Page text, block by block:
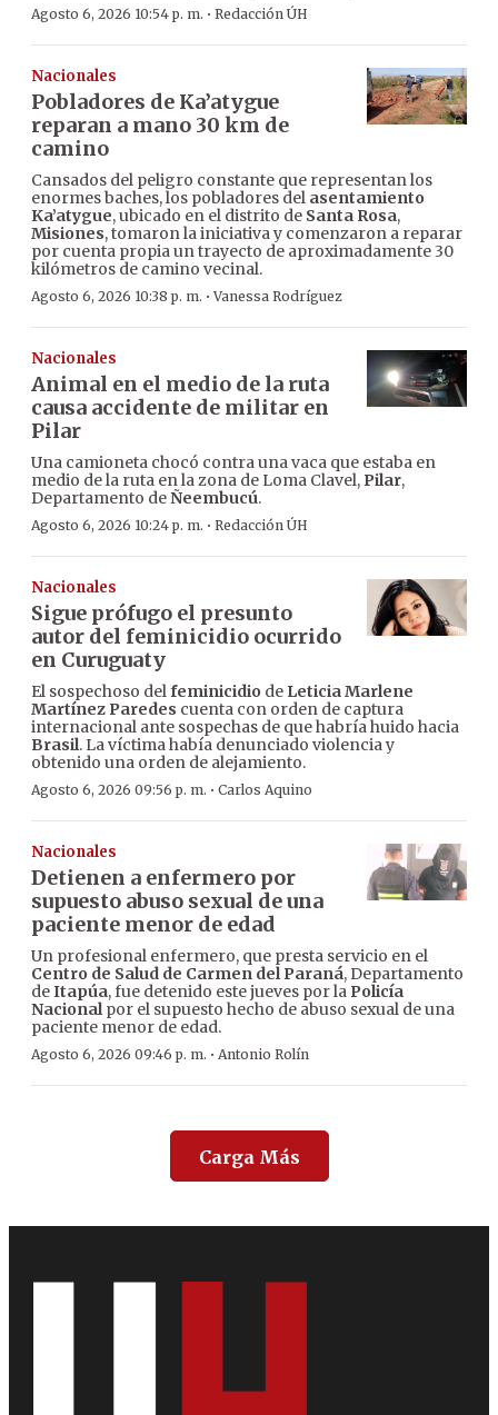
Agosto 6, 2026 10:54 p. m. · Redacción ÚH
Nacionales
Pobladores de Ka’atygue
reparan a mano 30 km de
camino
Cansados del peligro constante que representan los
enormes baches, los pobladores del asentamiento
Ka’atygue, ubicado en el distrito de Santa Rosa,
Misiones, tomaron la iniciativa y comenzaron a reparar
por cuenta propia un trayecto de aproximadamente 30
kilómetros de camino vecinal.
Agosto 6, 2026 10:38 p. m. ·Vanessa Rodríguez
Nacionales
Animal en el medio de la ruta
causa accidente de militar en
Pilar
Una camioneta chocó contra una vaca que estaba en
medio de la ruta en la zona de Loma Clavel, Pilar,
Departamento deÑeembucú.
Agosto 6, 2026 10:24 p. m. · Redacción ÚH
Nacionales
Sigue prófugo el presunto
autor del feminicidio ocurrido
en Curuguaty
El sospechoso delfeminicidio de Leticia Marlene
Martínez Paredes cuenta con orden de captura
internacional ante sospechas de que habría huido hacia
Brasil. La víctima había denunciado violencia y
obtenido una orden de alejamiento.
Agosto 6, 2026 09:56 p. m. · Carlos Aquino
Nacionales
Detienen a enfermero por
supuesto abuso sexual de una
paciente menor de edad
Un profesional enfermero, que presta servicio en el
Centro de Salud de Carmen del Paraná, Departamento
deItapúa, fue detenido este jueves por la Policía
Nacionalpor el supuesto hecho de abuso sexual de una
paciente menor de edad.
Agosto 6, 2026 09:46 p. m. · Antonio Rolín
Carga Más